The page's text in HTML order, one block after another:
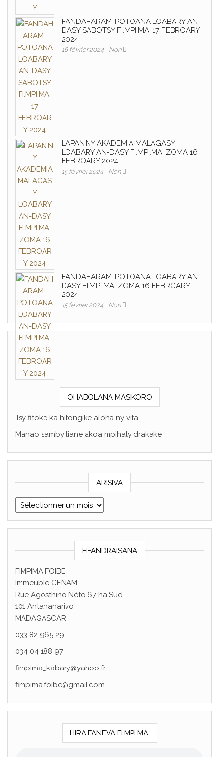
FANDAHARAM-POTOANA LOABARY AN-
DASY SABOTSY FI.MPI.MA. 17 FEBROARY
2024
16 février 2024 Non
LAPAN’NY AKADEMIA MALAGASY
LOABARY AN-DASY FI.MPI.MA. ZOMA 16
FEBROARY 2024
15 février 2024 Non
FANDAHARAM-POTOANA LOABARY AN-
DASY FI.MPI.MA. ZOMA 16 FEBROARY
2024
15 février 2024 Non
OHABOLANA MASIKORO
Tsy fitoke ka hitongike aloha ny vita.
Manao samby liane akoa mpihaly drakake
ARISIVA
ARISIVA
FIFANDRAISANA
FIMPIMA FOIBE
Immeuble CENAM
Rue Agosthino Néto 67 ha Sud
101 Antananarivo
MADAGASCAR
033 82 965 29
034 04 188 97
fimpima_kabary@yahoo.fr
fimpima.foibe@gmail.com
HIRA FANEVA FI.MPI.MA.